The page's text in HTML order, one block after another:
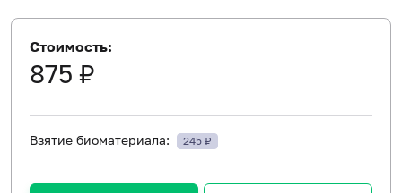
Стоимость:
875 ₽
Взятие биоматериала: 245 ₽